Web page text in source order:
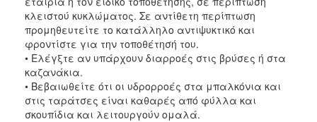
κλειστού κυκλώματος. Σε αντίθετη περίπτωση
προμηθευτείτε το κατάλληλο αντιψυκτικό και
φροντίστε για την τοποθέτησή του.
• Ελέγξτε αν υπάρχουν διαρροές στις βρύσες ή στα
καζανάκια.
• Βεβαιωθείτε ότι οι υδρορροές στα μπαλκόνια και
στις ταράτσες είναι καθαρές από φύλλα και
σκουπίδια και λειτουργούν ομαλά.